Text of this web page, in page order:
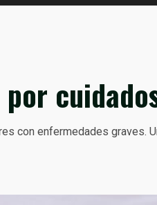
con enfermedades graves.